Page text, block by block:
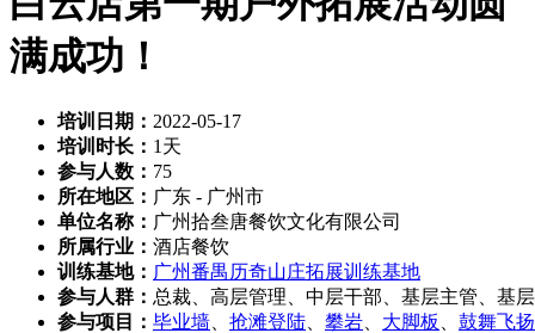
满成功！
培训日期： 2022-05-17
培训时长： 1天
参与人数： 75
所在地区： 广东 - 广州市
单位名称： 广州拾叁唐餐饮文化有限公司
所属行业： 酒店餐饮
训练基地： 广州番禺历奇山庄拓展训练基地
参与人群： 总裁、高层管理、中层干部、基层主管、基
参与项目： 毕业墙 抢滩登陆 攀岩 大脚板 鼓舞飞扬